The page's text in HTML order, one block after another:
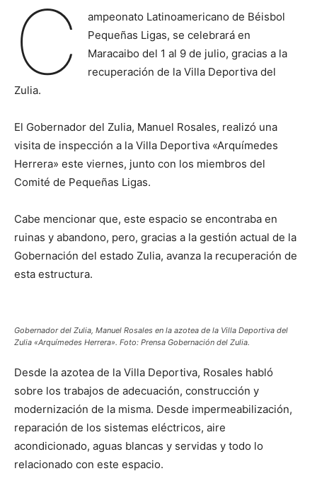
C
ampeonato Latinoamericano de Béisbol
Pequeñas Ligas, se celebrará en
Maracaibo del 1 al 9 de julio, gracias a la
recuperación de la Villa Deportiva del
Zulia.
El Gobernador del Zulia, Manuel Rosales, realizó una
visita de inspección a la Villa Deportiva «Arquímedes
Herrera» este viernes, junto con los miembros del
Comité de Pequeñas Ligas.
Cabe mencionar que, este espacio se encontraba en
ruinas y abandono, pero, gracias a la gestión actual de la
Gobernación del estado Zulia, avanza la recuperación de
esta estructura.
Gobernador del Zulia, Manuel Rosales en la azotea de la Villa Deportiva del
Zulia «Arquímedes Herrera». Foto: Prensa Gobernación del Zulia.
Desde la azotea de la Villa Deportiva, Rosales habló
sobre los trabajos de adecuación, construcción y
modernización de la misma. Desde impermeabilización,
reparación de los sistemas eléctricos, aire
acondicionado, aguas blancas y servidas y todo lo
relacionado con este espacio.